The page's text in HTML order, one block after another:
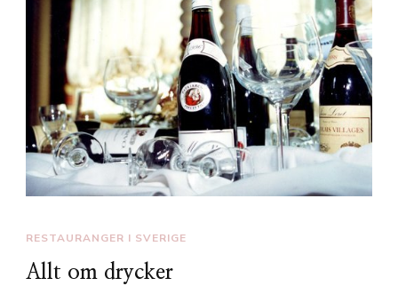
RESTAURANGER I SVERIGE
Allt om drycker